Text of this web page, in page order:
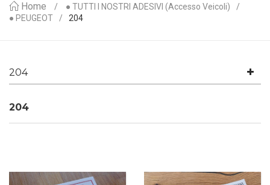
Home
● TUTTI I NOSTRI ADESIVI (accesso Veicoli)
● PEUGEOT
204
204
204